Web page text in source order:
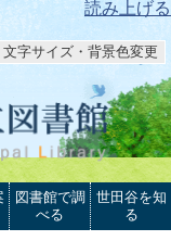
読み上げる
文字サイズ・背景色変更
図書館で調
べる
世田谷を知
る